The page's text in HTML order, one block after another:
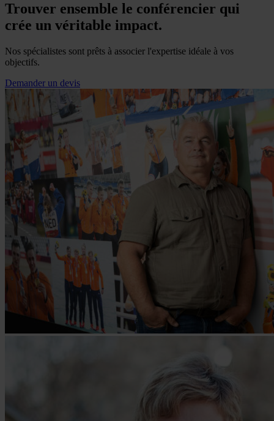
Trouver ensemble le conférencier qui
crée un véritable impact.
Nos spécialistes sont prêts à associer l'expertise idéale à vos
objectifs.
Demander un devis